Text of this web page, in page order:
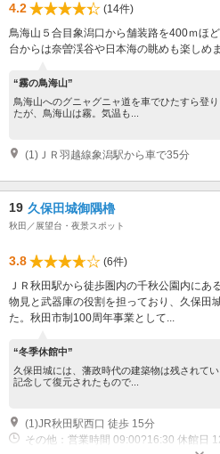
4.2
(14件)
鳥海山５合目象潟口から舗装路を400ｍほ
台からは奈曽渓谷や日本海の眺めも楽しめま
“霧の鳥海山”
鳥海山へのグニャグニャ道を車でひたすら登
たが、鳥海山は霧。気温も...
(1)ＪＲ羽越線象潟駅から車で35分
19 久保田城御隅櫓
秋田／展望台・夜景スポット
3.8
(6件)
ＪＲ秋田駅から徒歩圏内の千秋公園内にあ
物見と武器庫の役割を担っており、久保田
た。秋田市制100周年事業として...
“冬季休館中”
久保田城には、藩政時代の建築物は残されて
記念して復元されたもので...
(1)JR秋田駅西口 徒歩 15分
その他：営業時間 09:00?16:30 休館日